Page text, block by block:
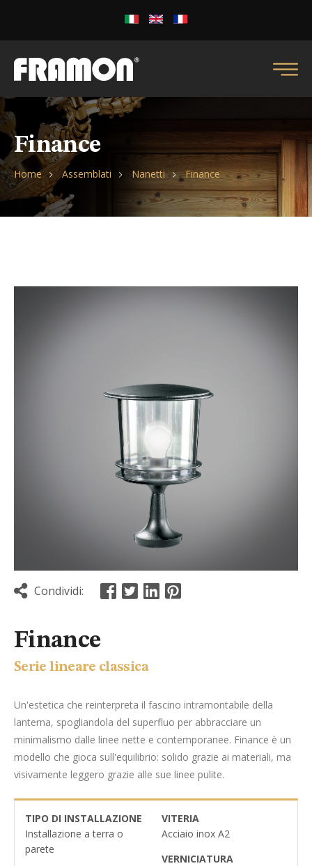
Finance
Home Assemblati Nanetti Finance
Condividi:
Finance
Serie lineare classica
Un'estetica che reinterpreta il fascino intramontabile della
lanterna, spogliandola del superfluo per abbracciare un
minimalismo dalle linee nette e contemporanee. Finance è un
modello che gioca sull'equilibrio: solido grazie ai materiali, ma
visivamente leggero grazie alle sue linee pulite.
TIPO DI INSTALLAZIONE
Installazione a terra o
parete
VITERIA
Acciaio inox A2
VERNICIATURA